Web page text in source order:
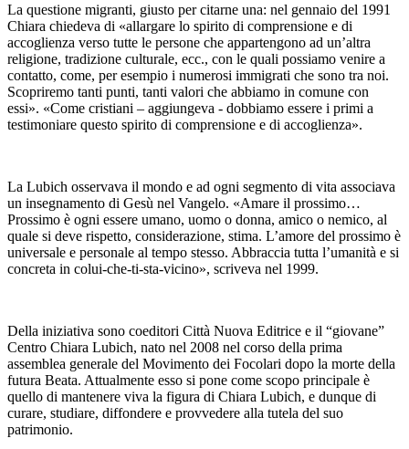
La questione migranti, giusto per citarne una: nel gennaio del 1991
Chiara chiedeva di «allargare lo spirito di comprensione e di
accoglienza verso tutte le persone che appartengono ad un’altra
religione, tradizione culturale, ecc., con le quali possiamo venire a
contatto, come, per esempio i numerosi immigrati che sono tra noi.
Scopriremo tanti punti, tanti valori che abbiamo in comune con
essi». «Come cristiani – aggiungeva - dobbiamo essere i primi a
testimoniare questo spirito di comprensione e di accoglienza».
La Lubich osservava il mondo e ad ogni segmento di vita associava
un insegnamento di Gesù nel Vangelo. «Amare il prossimo…
Prossimo è ogni essere umano, uomo o donna, amico o nemico, al
quale si deve rispetto, considerazione, stima. L’amore del prossimo è
universale e personale al tempo stesso. Abbraccia tutta l’umanità e si
concreta in colui-che-ti-sta-vicino», scriveva nel 1999.
Della iniziativa sono coeditori Città Nuova Editrice e il “giovane”
Centro Chiara Lubich, nato nel 2008 nel corso della prima
assemblea generale del Movimento dei Focolari dopo la morte della
futura Beata. Attualmente esso si pone come scopo principale è
quello di mantenere viva la figura di Chiara Lubich, e dunque di
curare, studiare, diffondere e provvedere alla tutela del suo
patrimonio.